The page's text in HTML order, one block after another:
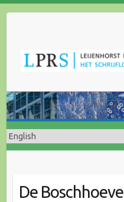
De Boschhoeve